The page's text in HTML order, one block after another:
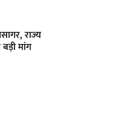
राज्य
मांग